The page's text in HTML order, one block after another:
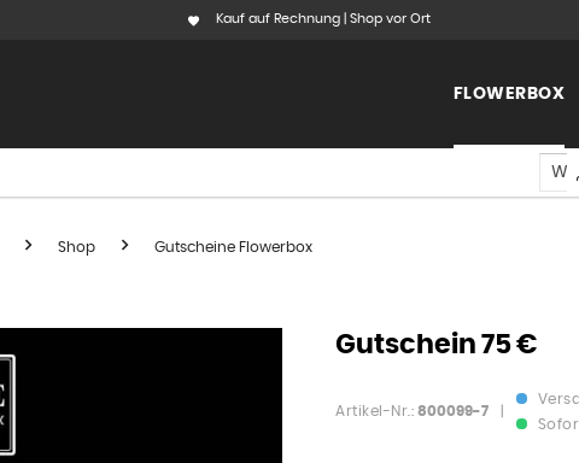
Kauf auf Rechnung | Shop vor Ort
FLOWERBOX
Shop Gutscheine Flowerbox
Gutschein 75 €
Artikel-Nr.: 800099-7